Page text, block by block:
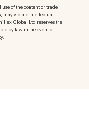
of the content or trade
may violate intellectual
Global Ltd reserves the
by law in the event of